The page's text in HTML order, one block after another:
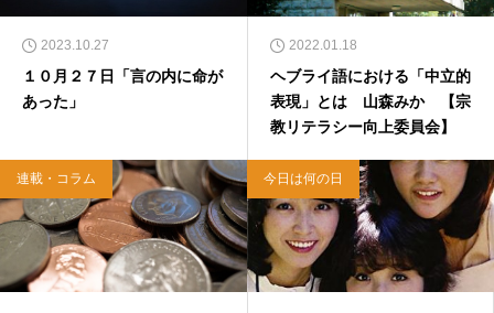
2023.10.27
１０月２７日「言の内に命が
あった」
2022.01.18
ヘブライ語における「中立的
表現」とは 山森みか 【宗
教リテラシー向上委員会】
連載・コラム 今日は何の日